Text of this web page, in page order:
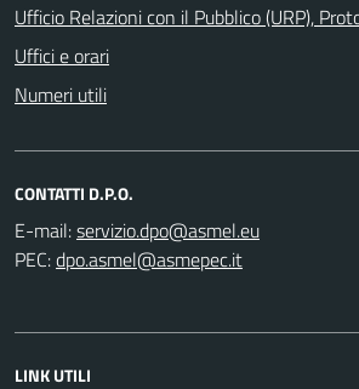
Ufficio Relazioni con il Pubblico (URP),
Uffici e orari
Numeri utili
CONTATTI D.P.O.
E-mail:
PEC:
LINK UTILI